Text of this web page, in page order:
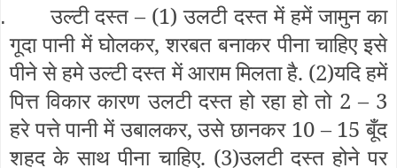
उल्टी दस्त – (1) उलटी दस्त में हमें जामुन का
गूदा पानी में घोलकर, शरबत बनाकर पीना चाहिए इसे
पीने से हमे उल्टी दस्त में आराम मिलता है. (2)यदि हमें
पित्त विकार कारण उलटी दस्त हो रहा हो तो 2 – 3
हरे पत्ते पानी में उबालकर, उसे छानकर 10 – 15 बूँद
शहद के साथ पीना चाहिए. (3)उलटी दस्त होने पर